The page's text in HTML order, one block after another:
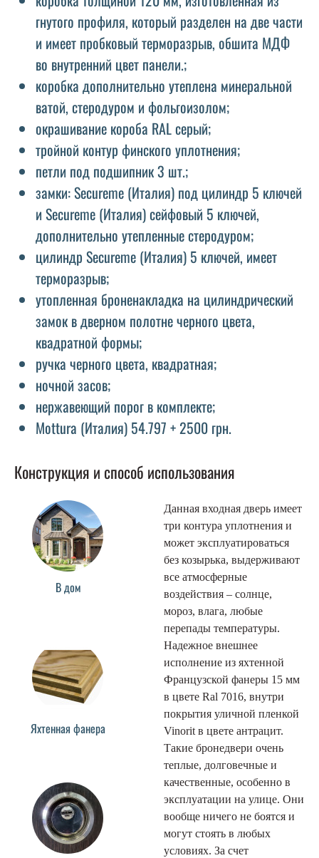
гнутого профиля, который разделен на две части
и имеет пробковый терморазрыв, обшита МДФ
во внутренний цвет панели.;
коробка дополнительно утеплена минеральной
ватой, стеродуром и фольгоизолом;
окрашивание короба RAL серый;
тройной контур финского уплотнения;
петли под подшипник 3 шт.;
замки: Secureme (Италия) под цилиндр 5 ключей
и Secureme (Италия) сейфовый 5 ключей,
дополнительно утепленные стеродуром;
цилиндр Secureme (Италия) 5 ключей, имеет
терморазрыв;
утопленная броненакладка на цилиндрический
замок в дверном полотне черного цвета,
квадратной формы;
ручка черного цвета, квадратная;
ночной засов;
нержавеющий порог в комплекте;
Mottura (Италия) 54.797 + 2500 грн.
Конструкция и способ использования
В дом
Яхтенная фанера
Данная входная дверь имеет
три контура уплотнения и
может эксплуатироваться
без козырька, выдерживают
все атмосферные
воздействия – солнце,
мороз, влага, любые
перепады температуры.
Надежное внешнее
исполнение из яхтенной
Французской фанеры 15 мм
в цвете Ral 7016, внутри
покрытия уличной пленкой
Vinorit в цвете антрацит.
Такие бронедвери очень
теплые, долговечные и
качественные, особенно в
эксплуатации на улице. Они
вообще ничего не боятся и
могут стоять в любых
условиях. За счет